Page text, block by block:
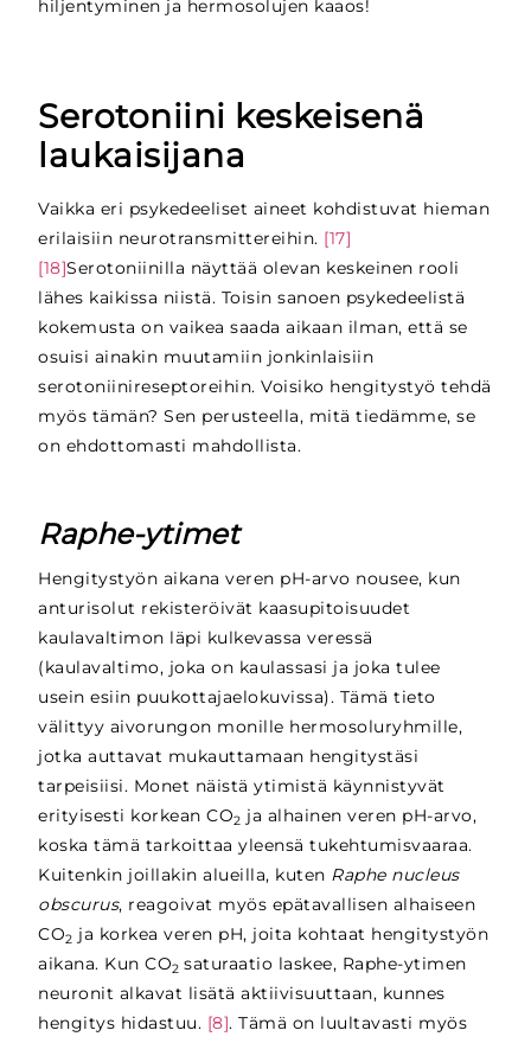
hiljentyminen ja hermosolujen kaaos!
Serotoniini keskeisenä
laukaisijana
Vaikka eri psykedeeliset aineet kohdistuvat hieman
erilaisiin neurotransmittereihin. [17]
[18]Serotoniinilla näyttää olevan keskeinen rooli
lähes kaikissa niistä. Toisin sanoen psykedeelistä
kokemusta on vaikea saada aikaan ilman, että se
osuisi ainakin muutamiin jonkinlaisiin
serotoniinireseptoreihin. Voisiko hengitystyö tehdä
myös tämän? Sen perusteella, mitä tiedämme, se
on ehdottomasti mahdollista.
Raphe-ytimet
Hengitystyön aikana veren pH-arvo nousee, kun
anturisolut rekisteröivät kaasupitoisuudet
kaulavaltimon läpi kulkevassa veressä
(kaulavaltimo, joka on kaulassasi ja joka tulee
usein esiin puukottajaelokuvissa). Tämä tieto
välittyy aivorungon monille hermosoluryhmille,
jotka auttavat mukauttamaan hengitystäsi
tarpeisiisi. Monet näistä ytimistä käynnistyvät
erityisesti korkean CO2 ja alhainen veren pH-arvo,
koska tämä tarkoittaa yleensä tukehtumisvaaraa.
Kuitenkin joillakin alueilla, kuten Raphe nucleus
obscurus, reagoivat myös epätavallisen alhaiseen
CO2 ja korkea veren pH, joita kohtaat hengitystyön
aikana. Kun CO2saturaatio laskee, Raphe-ytimen
neuronit alkavat lisätä aktiivisuuttaan, kunnes
hengitys hidastuu. [8]. Tämä on luultavasti myös